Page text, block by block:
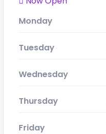
Monday
Tuesday
Wednesday
Thursday
Friday